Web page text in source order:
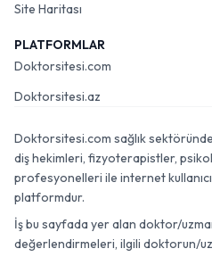
Site Haritası
PLATFORMLAR
Doktorsitesi.com
Doktorsitesi.az
Doktorsitesi.com sağlık
diş hekimleri, fizyoterapistler,
profesyonelleri ile internet
platformdur.
İş bu sayfada yer alan doktor/
değerlendirmeleri, ilgili doktorun/